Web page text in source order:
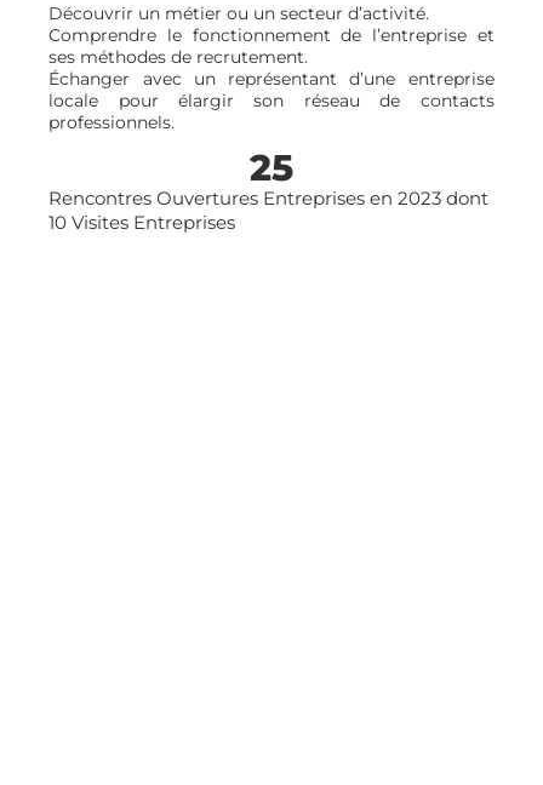
Découvrir un métier ou un secteur d’activité.
Comprendre le fonctionnement de l’entreprise et
ses méthodes de recrutement.
Échanger avec un représentant d’une entreprise
locale pour élargir son réseau de contacts
professionnels.
Rencontres Ouvertures Entreprises en 2023 dont
10 Visites Entreprises
25